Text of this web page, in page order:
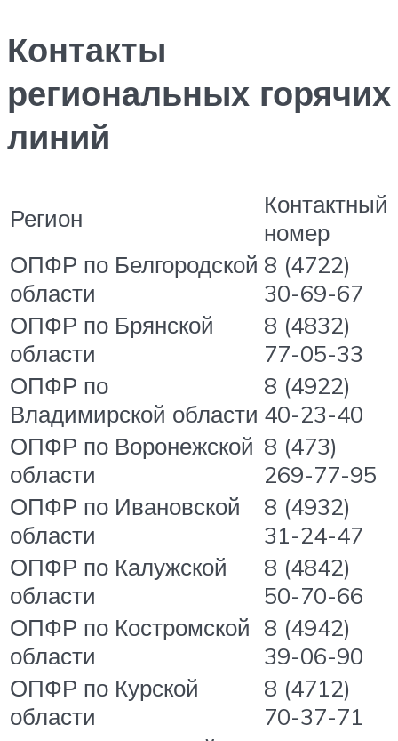
Контакты
региональных горячих
линий
Регион
Контактный
номер
ОПФР по Белгородской
области
8 (4722)
30-69-67
ОПФР по Брянской
области
8 (4832)
77-05-33
ОПФР по
Владимирской области
8 (4922)
40-23-40
ОПФР по Воронежской
области
8 (473)
269-77-95
ОПФР по Ивановской
области
8 (4932)
31-24-47
ОПФР по Калужской
области
8 (4842)
50-70-66
ОПФР по Костромской
области
8 (4942)
39-06-90
ОПФР по Курской
области
8 (4712)
70-37-71